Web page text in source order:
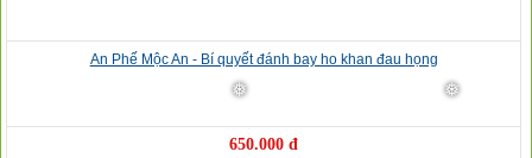
An Phế Mộc An - Bí quyết đánh bay ho khan đau họng
650.000 đ